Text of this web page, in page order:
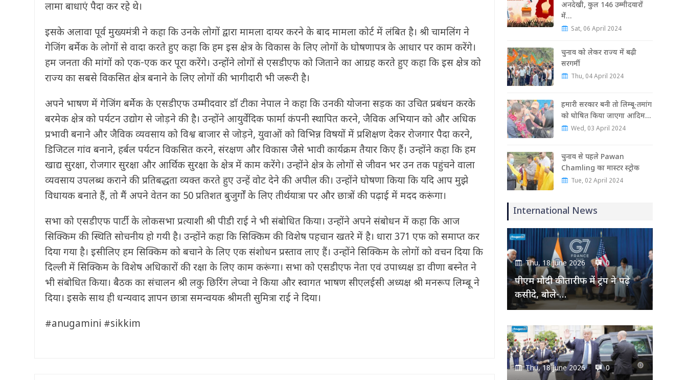
लामा बाधाएं पैदा कर रहे थे।
इसके अलावा पूर्व मुख्यमंत्री ने कहा कि उनके लोगों द्वारा मामला दायर करने के बाद मामला कोर्ट में लंबित है। श्री चामलिंग ने
गेजिंग बर्मेक के लोगों से वादा करते हुए कहा कि हम इस क्षेत्र के विकास के लिए लोगों के घोषणापत्र के आधार पर काम करेंगे।
हम जनता की मांगों को एक-एक कर पूरा करेंगे। उन्होंने लोगों से एसडीएफ को जिताने का आग्रह करते हुए कहा कि इस क्षेत्र को
राज्य का सबसे विकसित क्षेत्र बनाने के लिए लोगों की भागीदारी भी जरूरी है।
अपने भाषण में गेजिंग बर्मेक के एसडीएफ उम्मीदवार डॉ टीका नेपाल ने कहा कि उनकी योजना सड़क का उचित प्रबंधन करके
बरमेक क्षेत्र को पर्यटन उद्योग से जोड़ने की है। उन्होंने आयुर्वेदिक फार्मा कंपनी स्थापित करने, जैविक अभियान को और अधिक
प्रभावी बनाने और जैविक व्यवसाय को विश्व बाजार से जोड़ने, युवाओं को विभिन्न विषयों में प्रशिक्षण देकर रोजगार पैदा करने,
डिजिटल गांव बनाने, हर्बल पर्यटन विकसित करने, संरक्षण और विकास जैसे भावी कार्यक्रम तैयार किए हैं। उन्होंने कहा कि हम
खाद्य सुरक्षा, रोजगार सुरक्षा और आर्थिक सुरक्षा के क्षेत्र में काम करेंगे। उन्होंने क्षेत्र के लोगों से जीवन भर उन तक पहुंचने वाला
व्यवसाय उपलब्ध कराने की प्रतिबद्धता व्यक्त करते हुए उन्हें वोट देने की अपील की। उन्होंने घोषणा किया कि यदि आप मुझे
विधायक बनाते हैं, तो मैं अपने वेतन का 50 प्रतिशत बुजुर्गों के लिए तीर्थयात्रा पर और छात्रों की पढ़ाई में मदद करूंगा।
सभा को एसडीएफ पार्टी के लोकसभा प्रत्याशी श्री पीडी राई ने भी संबोधित किया। उन्होंने अपने संबोधन में कहा कि आज
सिक्किम की स्थिति सोचनीय हो गयी है। उन्होंने कहा कि सिक्किम की विशेष पहचान खतरे में है। धारा 371 एफ को समाप्त कर
दिया गया है। इसीलिए हम सिक्किम को बचाने के लिए एक संशोधन प्रस्ताव लाए हैं। उन्होंने सिक्किम के लोगों को वचन दिया कि
दिल्ली में सिक्किम के विशेष अधिकारों की रक्षा के लिए काम करूंगा। सभा को एसडीएफ नेता एवं उपाध्यक्ष डा वीणा बस्नेत ने
भी संबोधित किया। बैठक का संचालन श्री लकु छिरिंग लेप्चा ने किया और स्वागत भाषण सीएलईसी अध्यक्ष श्री मनरूप लिम्बू ने
दिया। इसके साथ ही धन्यवाद ज्ञापन छात्रा समन्वयक श्रीमती सुमित्रा राई ने दिया।
#anugamini #sikkim
अनदेखी, कुल 146 उम्‍मीदवारों
में…
Sat, 06 April 2024
चुनाव को लेकर राज्‍य में बढ़ी
सरगर्मी
Thu, 04 April 2024
हमारी सरकार बनी तो लिम्बू-तमांग
को घोषित किया जाएगा आदिम…
Wed, 03 April 2024
चुनाव से पहले Pawan
Chamling का मास्‍टर स्‍ट्रोक
Tue, 02 April 2024
International News
Thu, 18 June 2026 0
पीएम मोदी की तारीफ में ट्रंप ने पढ़े
कसीदे, बोले-…
Thu, 18 June 2026 0